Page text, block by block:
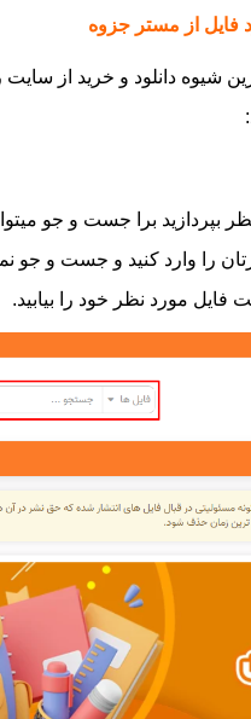
فایل از مستر جزوه
شیوه دانلود و خرید از
را وارد کنید و جست و جو
مورد نظر خود را بیابید.